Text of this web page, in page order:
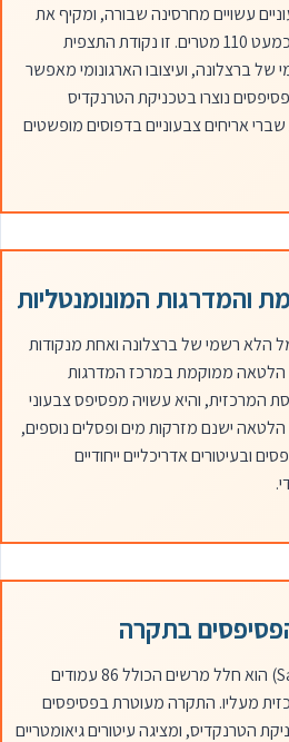
עשויים מחרסינה שבורה, ומקיף את
המרפסת המרכזית באורך של כמעט 110 מטרים. זו נקודת התצפית
של ברצלונה, ועיצובו הארגונומי מאפשר
נוצרו בטכניקת הטרנקדיס
אריחים צבעוניים בדפוסים מופשטים
והמדרגות המונומנטליות
הלא רשמי של ברצלונה ואחת מנקודות
הלטאה ממוקמת במרכז המדרגות
המרכזית, והיא עשויה מפסיפס צבעוני
ישנם מזרקות מים ופסלים נוספים,
ובעיטורים אדריכליים ייחודיים
בתקרה
אולם העמודים (Sala Hipóstila) הוא חלל מרשים הכולל 86 עמודים
מעליו. התקרה מעוטרת בפסיפסים
הטרנקדיס, ומציגה עיטורים גיאומטריים